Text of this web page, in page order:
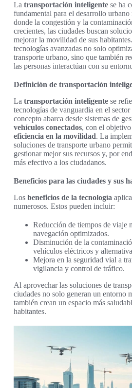
La transportación inteligente se ha
fundamental para el desarrollo
donde la congestión y la
crecientes, las ciudades buscan
mejorar la movilidad de sus
tecnologías avanzadas no solo
transporte urbano, sino que también
las personas interactúan con su
Definición de transportación
La transportación inteligente se
tecnologías de vanguardia en el
concepto abarca desde sistemas de
vehículos conectados, con el
eficiencia en la movilidad. La
soluciones de transporte urbano
gestionar mejor sus recursos y, por
más efectivo a los ciudadanos.
Beneficios para las ciudades y sus
Los beneficios de la tecnología
numerosos. Estos pueden incluir:
Reducción de tiempos de viaje
navegación optimizados.
Disminución de la
vehículos eléctricos y
Mejora en la seguridad vial a
vigilancia y control de tráfico.
Al aprovechar las soluciones de
ciudades no solo generan un entorno
también crean un espacio más
habitantes.